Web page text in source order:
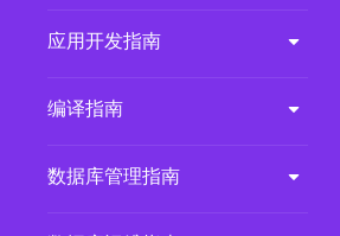
1.0.1 (EOM)
应用开发指南
编译指南
数据库管理指南